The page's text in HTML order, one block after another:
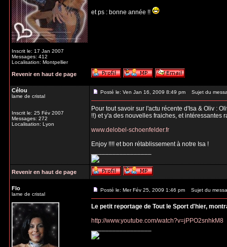
Inscrit le: 17 Jan 2007
Messages: 412
Localisation: Montpellier
et ps : bonne année !!
Revenir en haut de page
Célou
lame de cristal
Inscrit le: 25 Fév 2007
Messages: 272
Localisation: Lyon
Posté le: Ven Jan 16, 2009 8:49 pm Sujet du
Pour tout savoir sur l'actu récente d'Isa & Oliv :
!!) et y'a des nouvelles fraiches, et intéressantes
www.delobel-schoenfelder.fr
Enjoy !!!! et bon rétablissement à notre Isa !
_________________
Revenir en haut de page
Flo
lame de cristal
Posté le: Mer Fév 25, 2009 1:46 pm Sujet du
Le petit reportage de Tout le Sport d'hier,
http://www.youtube.com/watch?v=jPPO2snhkM8